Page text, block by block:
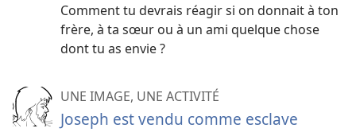
Comment tu devrais réagir si on donnait à ton
frère, à ta sœur ou à un ami quelque chose
dont tu as envie ?
UNE IMAGE, UNE ACTIVITÉ
Joseph est vendu comme esclave